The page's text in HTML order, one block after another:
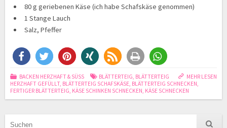
80 g geriebenen Käse (ich habe Schafskäse genommen)
1 Stange Lauch
Salz, Pfeffer
MEHR LESEN
BACKEN HERZHAFT & SÜSS BLÄTTERTEIG, BLÄTTERTEIG
HERZHAFT GEFÜLLT, BLÄTTERTEIG SCHAFSKÄSE, BLÄTTERTEIG SCHNECKEN,
FERTIGER BLÄTTERTEIG, KÄSE SCHINKEN SCHNECKEN, KÄSE SCHNECKEN